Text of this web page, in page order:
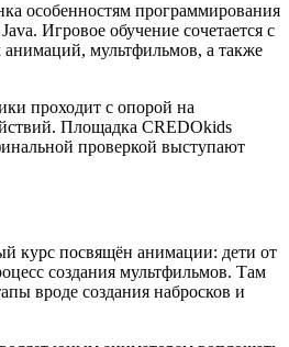
особенностям программирования
Игровое обучение сочетается с
мультфильмов, а также
проходит с опорой на
Площадка CREDOkids
проверкой выступают
курс посвящён анимации: дети от
создания мультфильмов. Там
вроде создания набросков и